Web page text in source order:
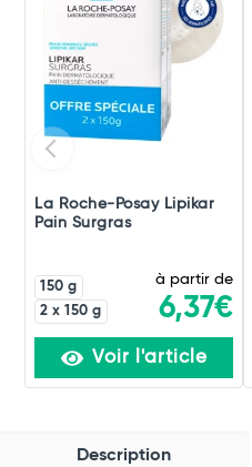
La Roche-Posay Lipikar
Pain Surgras
150 g
2 x 150 g
à partir de
6,37€
Voir l'article
Description